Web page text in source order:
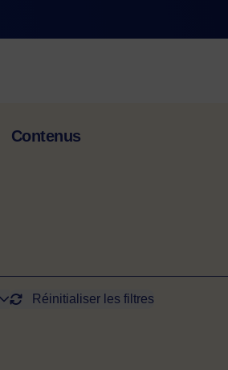
Contenus
Réinitialiser les filtres